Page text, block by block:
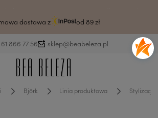
na awarię systemu czas wysyłki może ulec
wydłużeniu.
dostawa z od 89 zł
866 77 56 sklep@beabeleza.pl
Björk Linia produktowa Stylizacja